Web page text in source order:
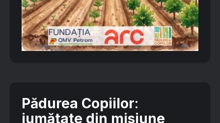
Pădurea Copiilor:
jumătate din misiune